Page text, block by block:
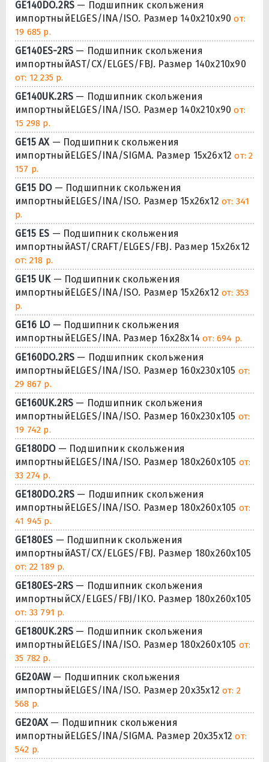
GE140DO.2RS — Подшипник скольжения
импортныйELGES/INA/ISO. Размер 140x210x90от:
19 685 р.
GE140ES-2RS — Подшипник скольжения
импортныйAST/CX/ELGES/FBJ. Размер 140x210x90
от: 12 235 р.
GE140UK.2RS — Подшипник скольжения
импортныйELGES/INA/ISO. Размер 140x210x90от:
15 298 р.
GE15 AX— Подшипник скольжения
импортныйELGES/INA/SIGMA. Размер 15x26x12от: 2
157 р.
GE15 DO— Подшипник скольжения
импортныйELGES/INA/ISO. Размер 15x26x12 от: 341
р.
GE15 ES — Подшипник скольжения
импортныйAST/CRAFT/ELGES/FBJ. Размер 15x26x12
от: 218 р.
GE15 UK— Подшипник скольжения
импортныйELGES/INA/ISO. Размер 15x26x12 от: 353
р.
GE16 LO— Подшипник скольжения
импортныйELGES/INA. Размер 16x28x14от: 694 р.
GE160DO.2RS — Подшипник скольжения
импортныйELGES/INA/ISO. Размер 160x230x105 от:
29 867 р.
GE160UK.2RS — Подшипник скольжения
импортныйELGES/INA/ISO. Размер 160x230x105 от:
19 742 р.
GE180DO— Подшипник скольжения
импортныйELGES/INA/ISO. Размер 180x260x105 от:
33 274 р.
GE180DO.2RS — Подшипник скольжения
импортныйELGES/INA/ISO. Размер 180x260x105 от:
41 945 р.
GE180ES — Подшипник скольжения
импортныйAST/CX/ELGES/FBJ. Размер 180x260x105
от: 22 189 р.
GE180ES-2RS — Подшипник скольжения
импортныйCX/ELGES/FBJ/IKO. Размер 180x260x105
от: 33 791 р.
GE180UK.2RS — Подшипник скольжения
импортныйELGES/INA/ISO. Размер 180x260x105 от:
35 782 р.
GE20AW— Подшипник скольжения
импортныйELGES/INA/ISO. Размер 20x35x12 от: 2
568 р.
GE20AX— Подшипник скольжения
импортныйELGES/INA/SIGMA. Размер 20x35x12от:
542 р.